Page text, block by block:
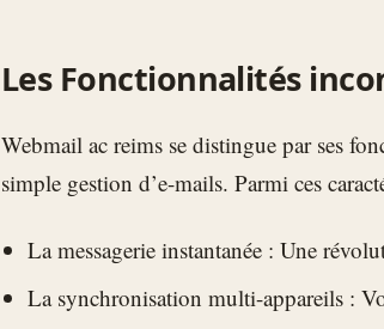
Les Fonctionnalités
Webmail ac reims se distingue par ses
simple gestion d’e-mails. Parmi ces
La messagerie instantanée : Une
La synchronisation multi-appareils :